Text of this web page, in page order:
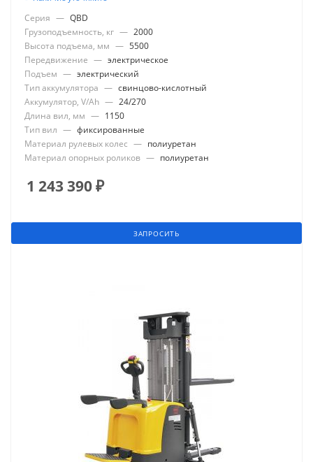
Серия — QBD
Грузоподъемность, кг — 2000
Высота подъема, мм — 5500
Передвижение — электрическое
Подъем — электрический
Тип аккумулятора — свинцово-кислотный
Аккумулятор, V/Ah — 24/270
Длина вил, мм — 1150
Тип вил — фиксированные
Материал рулевых колес — полиуретан
Материал опорных роликов — полиуретан
1 243 390₽
ЗАПРОСИТЬ